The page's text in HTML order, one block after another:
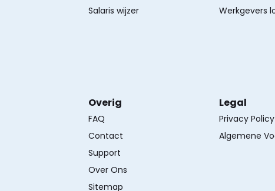
Salaris wijzer
Werkgevers
Overig
FAQ
Contact
Support
Over Ons
Sitemap
Legal
Privacy Policy
Algemene